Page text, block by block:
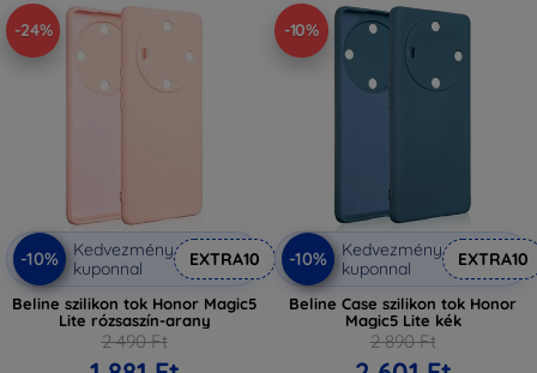
-24%
-10%
Kedvezmény
kuponnal
EXTRA10
Beline szilikon tok Honor Magic5
Lite rózsaszín-arany
2 490 Ft
-10%
-10%
Kedvezmény
kuponnal
EXTRA10
Beline Case szilikon tok Honor
Magic5 Lite kék
2 890 Ft